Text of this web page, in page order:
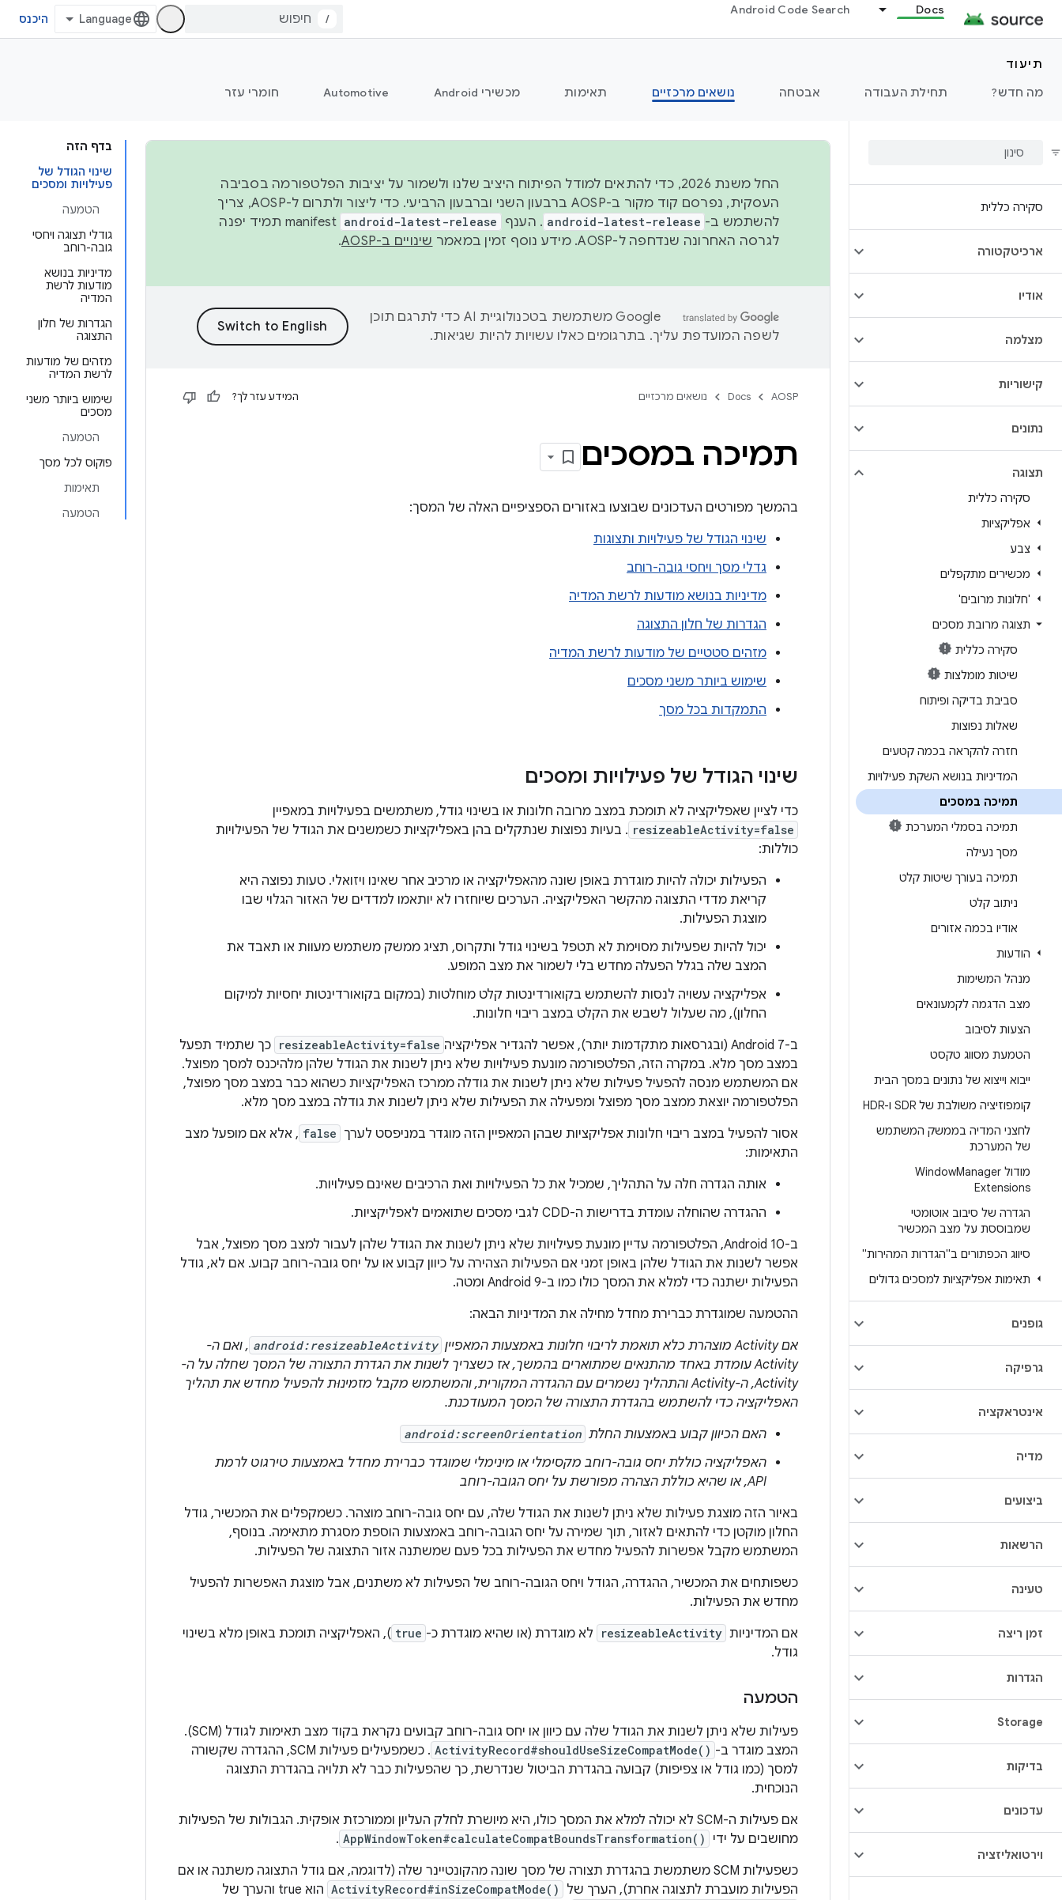
Docs
Android Code Search
/ היכנס
תיעוד
מה חדש?
תחילת העבודה אבטחה נושאים מרכזיים תאימות מכשירי Android Automotive חומרי עזר
סקירה כללית
ארכיטקטורה
אודיו
מצלמה
קישוריות
נתונים
תצוגה
סקירה כללית
אפליקציות
צבע
מכשירים מתקפלים
'חלונות מרובים'
תצוגה מרובת מסכים
סקירה כללית
שיטות מומלצות
סביבת בדיקה ופיתוח
שאלות נפוצות
חזרה להקראה בכמה קטעים
המדיניות בנושא השקת פעילויות
תמיכה במסכים
תמיכה בסמלי המערכת
מסך נעילה
תמיכה בעורך שיטות קלט
ניתוב קלט
אודיו בכמה אזורים
הודעות
מנהל המשימות
מצב הדגמה לקמעונאים
הצעות לסיבוב
הטמעת מסווג טקסט
ייבוא וייצוא של נתונים במסך הבית
קומפוזיציה משולבת של SDR ו-HDR
לחצני המדיה בממשק המשתמש
של המערכת
מודול Window Manager
Extensions
הגדרה של סיבוב אוטומטי
שמבוססת על מצב המכשיר
סיווג הכפתורים ב"הגדרות המהירות"
תאימות אפליקציות למסכים גדולים
גופנים
גרפיקה
אינטראקציה
מדיה
ביצועים
הרשאות
טעינה
זמן ריצה
הגדרות
Storage
בדיקות
עדכונים
וירטואליזציה
בדף הזה
שינוי הגודל של
פעילויות ומסכים
הטמעה
גודלי תצוגה ויחסי
גובה-רוחב
מדיניות בנושא
מודעות לרשת
המדיה
הגדרות של חלון
התצוגה
מזהים של מודעות
לרשת המדיה
שימוש ביותר משני
מסכים
הטמעה
פוקוס לכל מסך
תאימות
הטמעה
החל משנת 2026, כדי להתאים למודל הפיתוח היציב שלנו ולשמור על יציבות הפלטפורמה בסביבה
העסקית, נפרסם קוד מקור ב-AOSP ברבעון השני וברבעון הרביעי. כדי ליצור ולתרום ל-AOSP, צריך
להשתמש ב- android-latest-release . הענף android-latest-release
manifest תמיד יפנה
לגרסה האחרונה שנדחפה ל-AOSP. מידע נוסף זמין במאמר
שינויים ב-AOSP .
‫Google משתמשת בטכנולוגיית AI כדי לתרגם תוכן
לשפה המועדפת עליך. בתרגומים כאלו עשויות להיות שגיאות.
AOSP
Docs נושאים מרכזיים המידע עזר לך?
תמיכה במסכים
בהמשך מפורטים העדכונים שבוצעו באזורים הספציפיים האלה של המסך:
שינוי הגודל של פעילויות ותצוגות
גדלי מסך ויחסי גובה-רוחב
מדיניות בנושא מודעות לרשת המדיה
הגדרות של חלון התצוגה
מזהים סטטיים של מודעות לרשת המדיה
שימוש ביותר משני מסכים
התמקדות בכל מסך
שינוי הגודל של פעילויות ומסכים
כדי לציין שאפליקציה לא תומכת במצב מרובה חלונות או בשינוי גודל, משתמשים בפעילויות במאפיין
resizeableActivity=false . בעיות נפוצות שנתקלים בהן באפליקציות כשמשנים את הגודל של הפעילויות
כוללות:
הפעילות יכולה להיות מוגדרת באופן שונה מהאפליקציה או מרכיב אחר שאינו ויזואלי. טעות נפוצה היא
קריאת מדדי התצוגה מהקשר האפליקציה. הערכים שיוחזרו לא יותאמו למדדים של האזור הגלוי שבו
מוצגת הפעילות.
יכול להיות שפעילות מסוימת לא תטפל בשינוי גודל ותקרוס, תציג ממשק משתמש מעוות או תאבד את
המצב שלה בגלל הפעלה מחדש בלי לשמור את מצב המופע.
אפליקציה עשויה לנסות להשתמש בקואורדינטות קלט מוחלטות (במקום בקואורדינטות יחסיות למיקום
החלון), מה שעלול לשבש את הקלט במצב ריבוי חלונות.
ב-Android 7 (ובגרסאות מתקדמות יותר), אפשר להגדיר אפליקציה
resizeableActivity=false כך שתמיד תפעל
במצב מסך מלא. במקרה הזה, הפלטפורמה מונעת פעילויות שלא ניתן לשנות את הגודל שלהן מלהיכנס למסך מפוצל.
אם המשתמש מנסה להפעיל פעילות שלא ניתן לשנות את גודלה ממרכז האפליקציות כשהוא כבר במצב מסך מפוצל,
הפלטפורמה יוצאת ממצב מסך מפוצל ומפעילה את הפעילות שלא ניתן לשנות את גודלה במצב מסך מלא.
אסור להפעיל במצב ריבוי חלונות אפליקציות שבהן המאפיין הזה מוגדר במניפסט לערך false , אלא אם מופעל מצב
התאימות:
אותה הגדרה חלה על התהליך, שמכיל את כל הפעילויות ואת הרכיבים שאינם פעילויות.
ההגדרה שהוחלה עומדת בדרישות ה-CDD לגבי מסכים שתואמים לאפליקציות.
ב-Android 10, הפלטפורמה עדיין מונעת פעילויות שלא ניתן לשנות את הגודל שלהן לעבור למצב מסך מפוצל, אבל
אפשר לשנות את הגודל שלהן באופן זמני אם הפעילות הצהירה על כיוון קבוע או על יחס גובה-רוחב קבוע. אם לא, גודל
הפעילות ישתנה כדי למלא את המסך כולו כמו ב-Android 9 ומטה.
ההטמעה שמוגדרת כברירת מחדל מחילה את המדיניות הבאה:
אם Activity מוצהרת כלא תואמת לריבוי חלונות באמצעות המאפיין
android:resizeableActivity , ואם ה-
Activity עומדת באחד מהתנאים שמתוארים בהמשך, אז כשצריך לשנות את הגדרת התצורה של המסך שחלה על ה-
Activity, ה-Activity והתהליך נשמרים עם ההגדרה המקורית, והמשתמש מקבל מזמינוּת להפעיל מחדש את תהליך
האפליקציה כדי להשתמש בהגדרת התצורה של המסך המעודכנת.
האם הכיוון קבוע באמצעות החלת android:screenOrientation
האפליקציה כוללת יחס גובה-רוחב מקסימלי או מינימלי שמוגדר כברירת מחדל באמצעות טירגוט לרמת
API, או שהיא כוללת הצהרה מפורשת על יחס הגובה-רוחב
באיור הזה מוצגת פעילות שלא ניתן לשנות את הגודל שלה, עם יחס גובה-רוחב מוצהר. כשמקפלים את המכשיר, גודל
החלון מוקטן כדי להתאים לאזור, תוך שמירה על יחס הגובה-רוחב באמצעות הוספת מסגרת מתאימה. בנוסף,
המשתמש מקבל אפשרות להפעיל מחדש את הפעילות בכל פעם שמשתנה אזור התצוגה של הפעילות.
כשפותחים את המכשיר, ההגדרה, הגודל ויחס הגובה-רוחב של הפעילות לא משתנים, אבל מוצגת האפשרות להפעיל
מחדש את הפעילות.
אם המדיניות resizeableActivity לא מוגדרת (או שהיא מוגדרת כ- true ), האפליקציה תומכת באופן מלא בשינוי
גודל.
הטמעה
פעילות שלא ניתן לשנות את הגודל שלה עם כיוון או יחס גובה-רוחב קבועים נקראת בקוד מצב תאימות לגודל (SCM).
המצב מוגדר ב- ActivityRecord#shouldUseSizeCompatMode()
. כשמפעילים פעילות SCM, ההגדרה שקשורה
למסך (כמו גודל או צפיפות) קבועה בהגדרת הביטול שנדרשת, כך שהפעילות כבר לא תלויה בהגדרת התצוגה
הנוכחית.
אם פעילות ה-SCM לא יכולה למלא את המסך כולו, היא מיושרת לחלק העליון וממורכזת אופקית. הגבולות של הפעילות
מחושבים על ידי
AppWindowToken#calculateCompatBoundsTransformation()
.
כשפעילות SCM משתמשת בהגדרת תצורה של מסך שונה מהקונטיינר שלה (לדוגמה, אם גודל התצוגה משתנה או אם
הפעילות מועברת לתצוגה אחרת), הערך של
ActivityRecord#inSizeCompatMode() הוא true והערך של